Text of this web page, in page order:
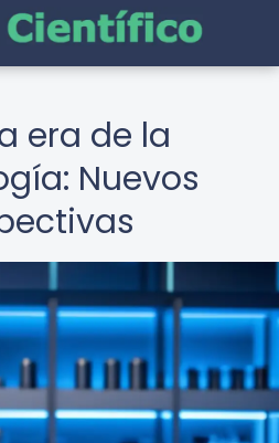
era de la
Nuevos